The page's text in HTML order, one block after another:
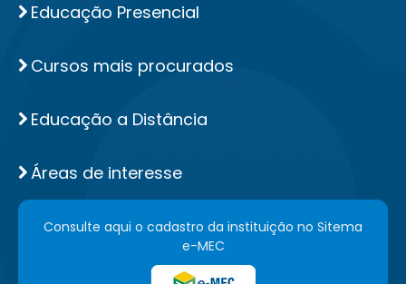
Educação Presencial
Cursos mais procurados
Educação a Distância
Áreas de interesse
Consulte aqui o cadastro da instituição no Sitema
e-MEC